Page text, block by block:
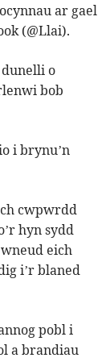
ar gael
(@Llai).
dunelli o
bob
i brynu’n
cwpwrdd
hyn sydd
eich
i’r blaned
pobl i
a brandiau